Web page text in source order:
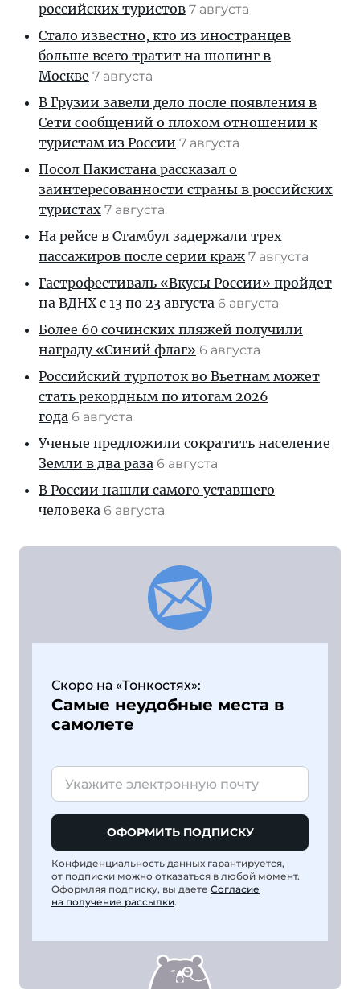
российских туристов 7 августа
Стало известно, кто из иностранцев
больше всего тратит на шопинг в
Москве 7 августа
В Грузии завели дело после появления в
Сети сообщений о плохом отношении к
туристам из России 7 августа
Посол Пакистана рассказал о
заинтересованности страны в российских
туристах 7 августа
На рейсе в Стамбул задержали трех
пассажиров после серии краж 7 августа
Гастрофестиваль «Вкусы России» пройдет
на ВДНХ с 13 по 23 августа 6 августа
Более 60 сочинских пляжей получили
награду «Синий флаг» 6 августа
Российский турпоток во Вьетнам может
стать рекордным по итогам 2026
года 6 августа
Ученые предложили сократить население
Земли в два раза 6 августа
В России нашли самого уставшего
человека 6 августа
Скоро на «Тонкостях»:
Самые неудобные места в
самолете
ОФОРМИТЬ ПОДПИСКУ
Конфиденциальность данных гарантируется,
от подписки можно отказаться в любой момент.
Оформляя подписку, вы даете Согласие
на получение рассылки.